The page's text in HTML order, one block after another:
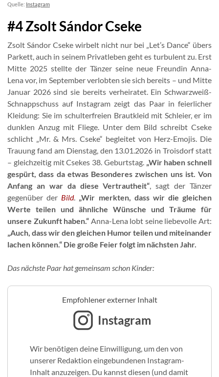
Quelle: Instagram
#4 Zsolt Sándor Cseke
Zsolt Sándor Cseke wirbelt nicht nur bei „Let’s Dance“ übers
Parkett, auch in seinem Privatleben geht es turbulent zu. Erst
Mitte 2025 stellte der Tänzer seine neue Freundin Anna-
Lena vor, im September verlobten sie sich bereits – und Mitte
Januar 2026 sind sie bereits verheiratet. Ein Schwarzweiß-
Schnappschuss auf Instagram zeigt das Paar in feierlicher
Kleidung: Sie im schulterfreien Brautkleid mit Schleier, er im
dunklen Anzug mit Fliege. Unter dem Bild schreibt Cseke
schlicht „Mr. & Mrs. Cseke“ begleitet von Herz-Emojis. Die
Trauung fand am Dienstag, den 13.01.2026 in Troisdorf statt
– gleichzeitig mit Csekes 38. Geburtstag.
„Wir haben schnell
gespürt, dass da etwas Besonderes zwischen uns ist. Von
Anfang an war da diese Vertrautheit“ , sagt der Tänzer
gegenüber der Bild.
„Wir merkten, dass wir die gleichen
Werte teilen und ähnliche Wünsche und Träume für
unsere Zukunft haben.“ Anna-Lena lobt seine liebevolle Art:
„Auch, dass wir den gleichen Humor teilen und miteinander
lachen können.“ Die große Feier folgt im nächsten Jahr.
Das nächste Paar hat gemeinsam schon Kinder:
Empfohlener externer Inhalt
Instagram
Wir benötigen deine Einwilligung, um den von
unserer Redaktion eingebundenen Instagram-
Inhalt anzuzeigen. Du kannst diesen (und damit